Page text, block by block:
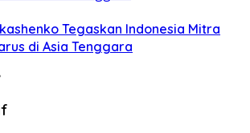
Tegaskan Indonesia Mitra
di Asia Tenggara